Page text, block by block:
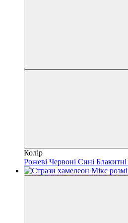
Колір
Рожеві Червоні Сині Блакитні